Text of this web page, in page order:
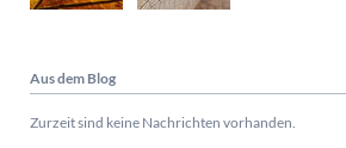
Aus dem Blog
Zurzeit sind keine Nachrichten vorhanden.